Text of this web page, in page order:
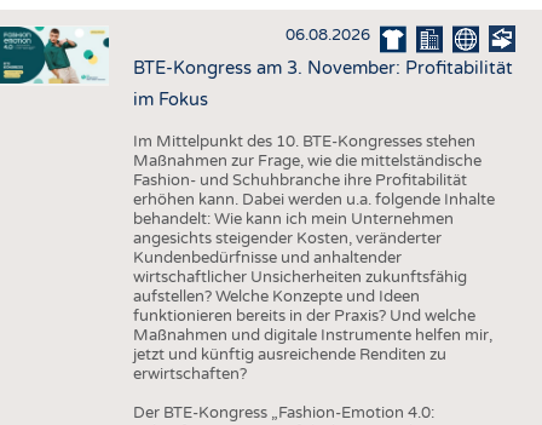
HAUS- UND HEIMTEXTILIEN
BEKLEIDUNG
AUSSCHREIBUNGEN
DTV AUSSCHREIBUNGSDIENST
STATISTICS
DAUNENCHECK
ADRESSEN & LINKS
TERMINE
BRANCHENTERMINE
06.08.2026
BTE-Kongress am 3. November: Profitabilität
im Fokus
Im Mittelpunkt des 10. BTE-Kongresses stehen
Maßnahmen zur Frage, wie die mittelständische
Fashion- und Schuhbranche ihre Profitabilität
erhöhen kann. Dabei werden u.a. folgende Inhalte
behandelt: Wie kann ich mein Unternehmen
angesichts steigender Kosten, veränderter
Kundenbedürfnisse und anhaltender
wirtschaftlicher Unsicherheiten zukunftsfähig
aufstellen? Welche Konzepte und Ideen
funktionieren bereits in der Praxis? Und welche
Maßnahmen und digitale Instrumente helfen mir,
jetzt und künftig ausreichende Renditen zu
erwirtschaften?
Der BTE-Kongress „Fashion-Emotion 4.0: